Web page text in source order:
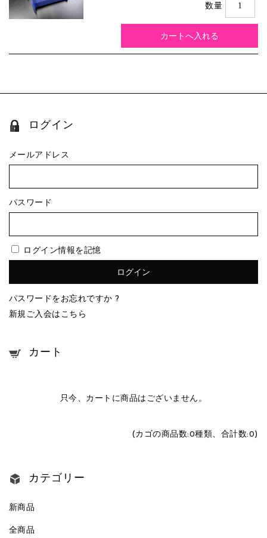
数量
ログイン
メールアドレス
パスワード
ログイン情報を記憶
パスワードをお忘れですか ?
新規ご入会はこちら
カート
只今、カートに商品はございません。
(カゴの商品数:0種類、合計数:0)
カテゴリー
新商品
全商品